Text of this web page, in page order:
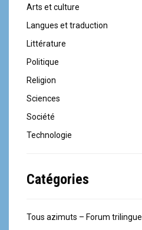
o
n
d
e
Arts et culture
Langues et traduction
Littérature
Politique
Religion
Sciences
Société
Technologie
Catégories
Tous azimuts – Forum trilingue